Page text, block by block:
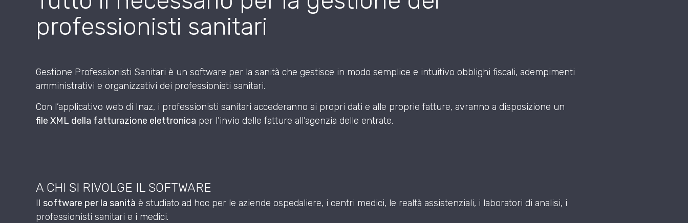
professionisti sanitari
Gestione Professionisti Sanitari è un software per la sanità che gestisce in modo semplice e intuitivo obblighi fiscali, adempimenti
amministrativi e organizzativi dei professionisti sanitari.
Con l’applicativo web di Inaz, i professionisti sanitari accederanno ai propri dati e alle proprie fatture, avranno a disposizione un
file XML della fatturazione elettronica per l’invio delle fatture all’agenzia delle entrate.
A CHI SI RIVOLGE IL SOFTWARE
Il software per la sanità è studiato ad hoc per le aziende ospedaliere, i centri medici, le realtà assistenziali, i laboratori di analisi, i
professionisti sanitari e i medici.